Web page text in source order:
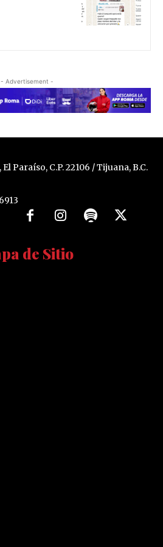
- Advertisement -
Paraíso, C.P. 22106 / Tijuana, B.C.
de Sitio